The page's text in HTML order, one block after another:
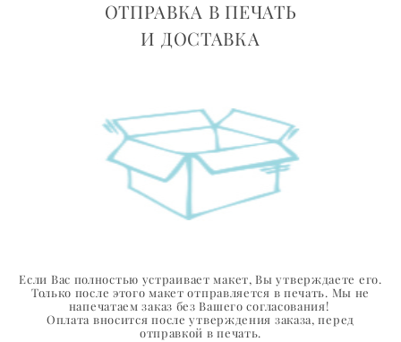
ОТПРАВКА В ПЕЧАТЬ
И ДОСТАВКА
Если Вас полностью устраивает макет, Вы утверждаете его.
Только после этого макет отправляется в печать. Мы не
напечатаем заказ без Вашего согласования!
Оплата вносится после утверждения заказа, перед
отправкой в печать.